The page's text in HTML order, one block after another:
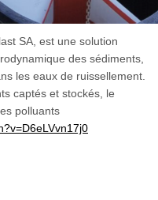
SA, est une solution
des sédiments,
les eaux de ruissellement.
captés et stockés, le
polluants